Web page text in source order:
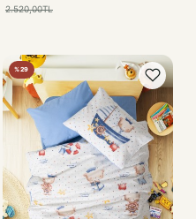
2.520,00TL
%29